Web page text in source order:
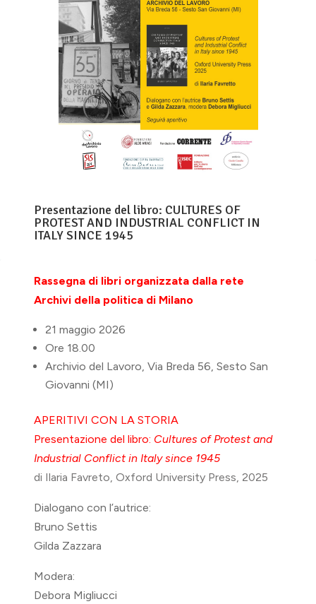
Presentazione del libro: CULTURES OF
PROTEST AND INDUSTRIAL CONFLICT IN
ITALY SINCE 1945
Rassegna di libri organizzata dalla rete
Archivi della politica di Milano
21 maggio 2026
Ore 18.00
Archivio del Lavoro, Via Breda 56, Sesto San
Giovanni (MI)
APERITIVI CON LA STORIA
Presentazione del libro: Cultures of Protest and
Industrial Conflict in Italy since 1945
di Ilaria Favreto, Oxford University Press, 2025
Dialogano con l’autrice:
Bruno Settis
Gilda Zazzara
Modera:
Debora Migliucci